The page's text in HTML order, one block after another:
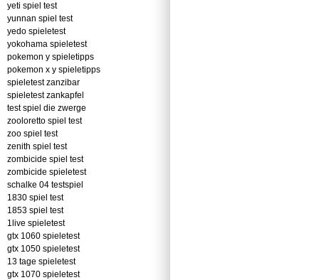
yeti spiel test
yunnan spiel test
yedo spieletest
yokohama spieletest
pokemon y spieletipps
pokemon x y spieletipps
spieletest zanzibar
spieletest zankapfel
test spiel die zwerge
zooloretto spiel test
zoo spiel test
zenith spiel test
zombicide spiel test
zombicide spieletest
schalke 04 testspiel
1830 spiel test
1853 spiel test
1live spieletest
gtx 1060 spieletest
gtx 1050 spieletest
13 tage spieletest
gtx 1070 spieletest